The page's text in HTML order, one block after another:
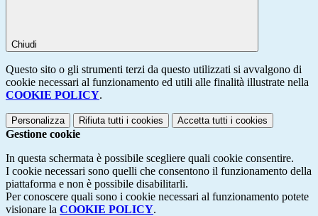
Chiudi
Questo sito o gli strumenti terzi da questo utilizzati si avvalgono di
cookie necessari al funzionamento ed utili alle finalità illustrate nella
COOKIE POLICY.
Personalizza Rifiuta tutti i cookies Accetta tutti i cookies
Gestione cookie
In questa schermata è possibile scegliere quali cookie consentire.
I cookie necessari sono quelli che consentono il funzionamento della
piattaforma e non è possibile disabilitarli.
Per conoscere quali sono i cookie necessari al funzionamento potete
visionare la COOKIE POLICY.